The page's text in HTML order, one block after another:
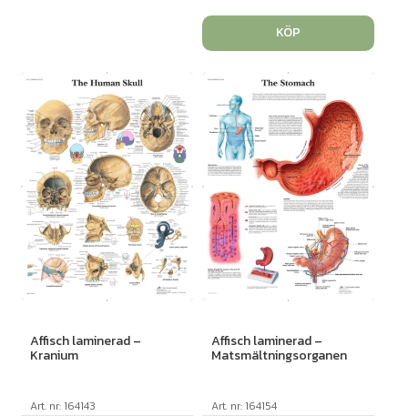
KÖP
Affisch laminerad –
Kranium
Art. nr: 164143
Affisch laminerad –
Matsmältningsorganen
Art. nr: 164154